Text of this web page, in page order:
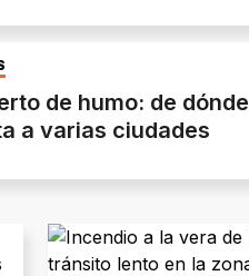
de humo: de dónde
a varias ciudades